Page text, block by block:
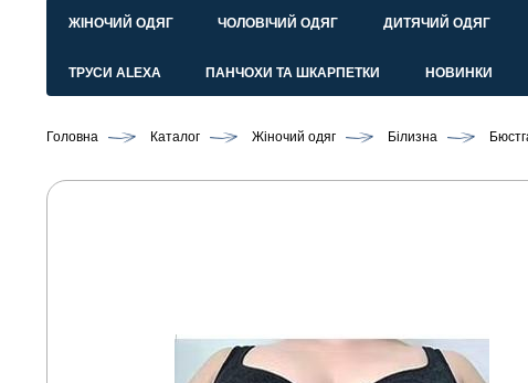
ЖІНОЧИЙ ОДЯГ ЧОЛОВІЧИЙ ОДЯГ ДИТЯЧИЙ ОДЯГ
ТРУСИ ALEXA ПАНЧОХИ ТА ШКАРПЕТКИ НОВИНКИ
Головна Каталог Жіночий одяг Білизна